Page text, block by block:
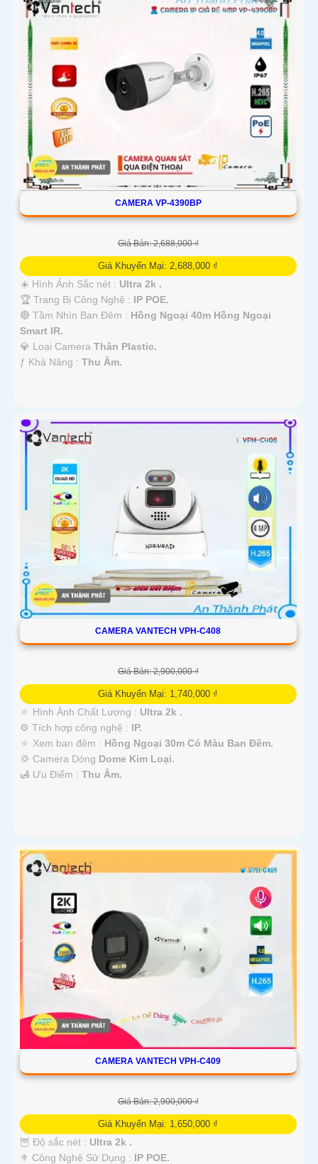
CAMERA VP-4390BP
Giá Bán: 2,688,000 ₫
Giá Khuyến Mại: 2,688,000 ₫
☀️ Hình Ảnh Sắc nét : Ultra 2k .
🏆 Trang Bị Công Nghệ : IP POE.
🔴 Tầm Nhìn Ban Đêm : Hồng Ngoại 40m Hồng Ngoại
Smart IR.
💎 Loại Camera Thân Plastic.
️ƒ Khả Năng : Thu Âm.
CAMERA VANTECH VPH-C408
Giá Bán: 2,900,000 ₫
Giá Khuyến Mại: 1,740,000 ₫
🔅 Hình Ành Chất Lượng : Ultra 2k .
⚙ Tích hợp công nghệ : IP.
🔅 Xem ban đêm : Hồng Ngoại 30m Có Màu Ban Đêm.
💢 Camera Dòng Dome Kim Loại.
️🛃 Ưu Điểm : Thu Âm.
CAMERA VANTECH VPH-C409
Giá Bán: 2,900,000 ₫
Giá Khuyến Mại: 1,650,000 ₫
🦉 Độ sắc nét : Ultra 2k .
⚜️ Công Nghệ Sử Dụng : IP POE.